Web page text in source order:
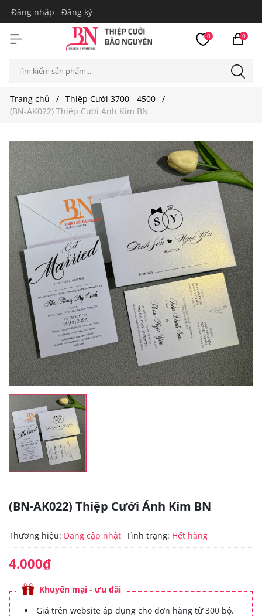
Đăng nhập Đăng ký
0 0
Trang chủ
Thiệp Cưới 3700 - 4500
(BN-AK022) Thiệp Cưới Ánh Kim BN
(BN-AK022) Thiệp Cưới Ánh Kim BN
Thương hiệu: Đang cập nhật Tình trạng: Hết hàng
4.000₫
Khuyến mại - ưu đãi
Giá trên website áp dụng cho đơn hàng từ 300 bộ.